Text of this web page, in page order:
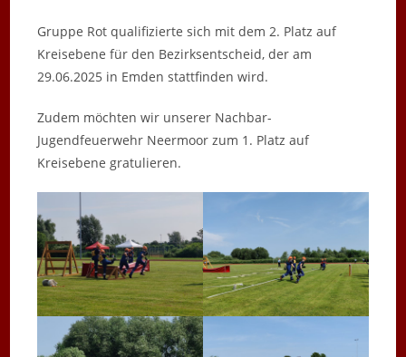
Gruppe Rot qualifizierte sich mit dem 2. Platz auf
Kreisebene für den Bezirksentscheid, der am
29.06.2025 in Emden stattfinden wird.
Zudem möchten wir unserer Nachbar-
Jugendfeuerwehr Neermoor zum 1. Platz auf
Kreisebene gratulieren.